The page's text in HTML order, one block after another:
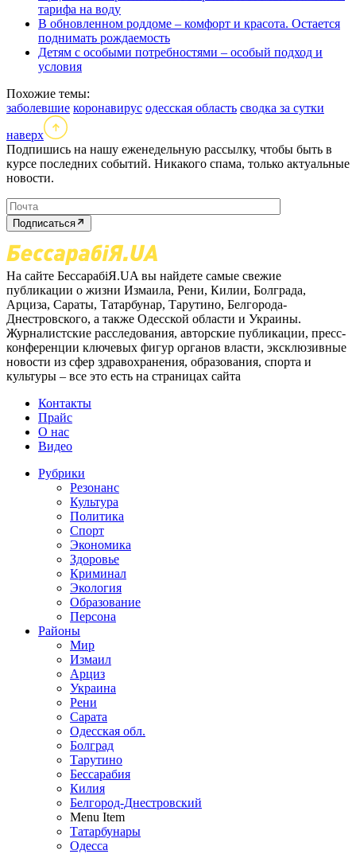
тарифа на воду
В обновленном роддоме – комфорт и красота. Остается
поднимать рождаемость
Детям с особыми потребностями – особый подход и
условия
Похожие темы:
заболевшие коронавирус одесская область сводка за сутки
наверх
Подпишись на нашу еженедельную рассылку, чтобы быть в
курсе последних событий. Никакого спама, только актуальные
новости.
Подписаться
На сайте БессарабіЯ.UA вы найдете самые свежие
публикации о жизни Измаила, Рени, Килии, Болграда,
Арциза, Сараты, Татарбунар, Тарутино, Белгорода-
Днестровского, а также Одесской области и Украины.
Журналистские расследования, авторские публикации, пресс-
конференции ключевых фигур органов власти, эксклюзивные
новости из сфер здравохранения, образования, спорта и
культуры – все это есть на страницах сайта
Контакты
Прайс
О нас
Видео
Рубрики
Резонанс
Культура
Политика
Спорт
Экономика
Здоровье
Криминал
Экология
Образование
Персона
Районы
Мир
Измаил
Арциз
Украина
Рени
Сарата
Одесская обл.
Болград
Тарутино
Бессарабия
Килия
Белгород-Днестровский
Menu Item
Татарбунары
Одесса